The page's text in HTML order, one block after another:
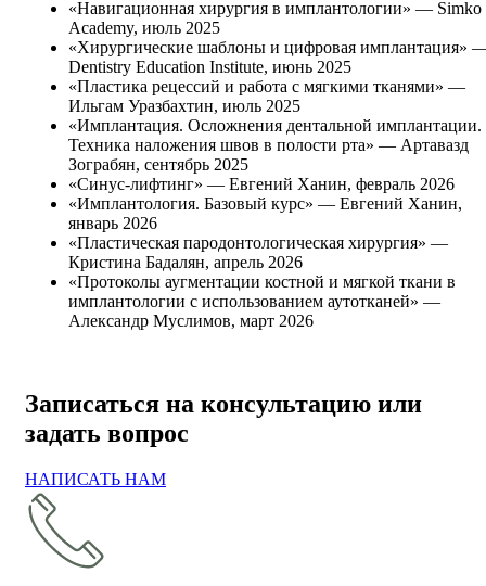
«Навигационная хирургия в имплантологии» — Simko
Academy, июль 2025
«Хирургические шаблоны и цифровая имплантация»
Dentistry Education Institute, июнь 2025
«Пластика рецессий и работа с мягкими тканями» —
Ильгам Уразбахтин, июль 2025
«Имплантация. Осложнения дентальной имплантации.
Техника наложения швов в полости рта» — Артавазд
Зограбян, сентябрь 2025
«Синус-лифтинг» — Евгений Ханин, февраль 2026
«Имплантология. Базовый курс» — Евгений Ханин,
январь 2026
«Пластическая пародонтологическая хирургия» —
Кристина Бадалян, апрель 2026
«Протоколы аугментации костной и мягкой ткани в
имплантологии с использованием аутотканей» —
Александр Муслимов, март 2026
Записаться на консультацию или
задать вопрос
НАПИСАТЬ НАМ